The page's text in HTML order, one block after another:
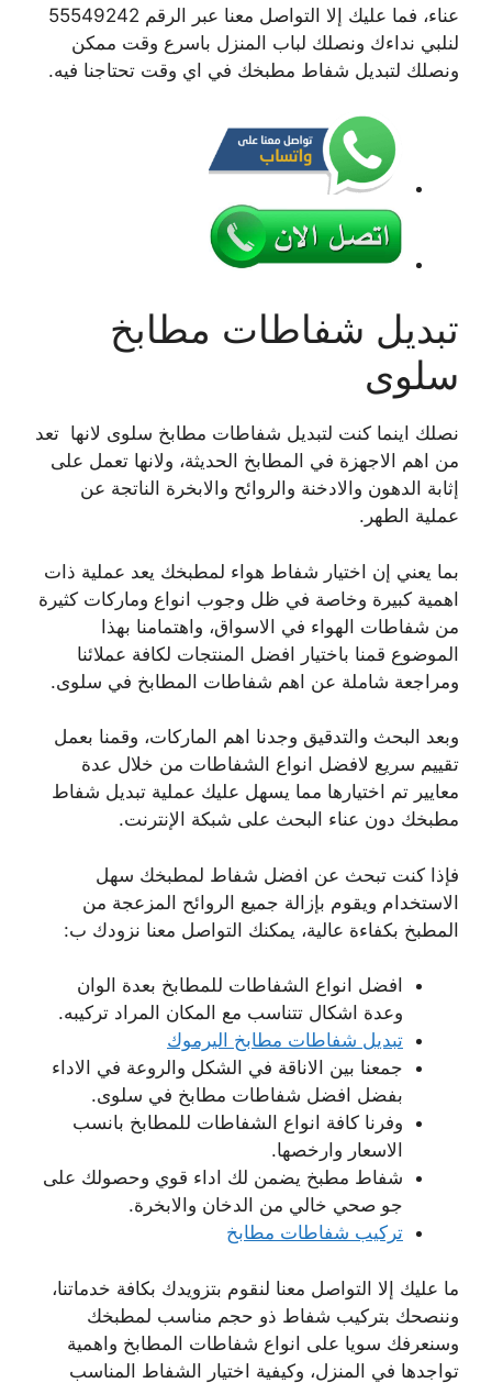
عناء، فما عليك إلا التواصل معنا عبر الرقم 55549242
لنلبي نداءك ونصلك لباب المنزل باسرع وقت ممكن
ونصلك لتبديل شفاط مطبخك في اي وقت تحتاجنا فيه.
تبديل شفاطات مطابخ
سلوى
نصلك اينما كنت لتبديل شفاطات مطابخ سلوى لانها تعد
من اهم الاجهزة في المطابخ الحديثة، ولانها تعمل على
إثابة الدهون والادخنة والروائح والابخرة الناتجة عن
عملية الطهر.
بما يعني إن اختيار شفاط هواء لمطبخك يعد عملية ذات
اهمية كبيرة وخاصة في ظل وجوب انواع وماركات كثيرة
من شفاطات الهواء في الاسواق، واهتمامنا بهذا
الموضوع قمنا باختيار افضل المنتجات لكافة عملائنا
ومراجعة شاملة عن اهم شفاطات المطابخ في سلوى.
وبعد البحث والتدقيق وجدنا اهم الماركات، وقمنا بعمل
تقييم سريع لافضل انواع الشفاطات من خلال عدة
معايير تم اختيارها مما يسهل عليك عملية تبديل شفاط
مطبخك دون عناء البحث على شبكة الإنترنت.
فإذا كنت تبحث عن افضل شفاط لمطبخك سهل
الاستخدام ويقوم بإزالة جميع الروائح المزعجة من
المطبخ بكفاءة عالية، يمكنك التواصل معنا نزودك ب:
افضل انواع الشفاطات للمطابخ بعدة الوان
وعدة اشكال تتناسب مع المكان المراد تركيبه.
تبديل شفاطات مطابخ اليرموك
جمعنا بين الاناقة في الشكل والروعة في الاداء
بفضل افضل شفاطات مطابخ في سلوى.
وفرنا كافة انواع الشفاطات للمطابخ بانسب
الاسعار وارخصها.
شفاط مطبخ يضمن لك اداء قوي وحصولك على
جو صحي خالي من الدخان والابخرة.
تركيب شفاطات مطابخ
ما عليك إلا التواصل معنا لنقوم بتزويدك بكافة خدماتنا،
وننصحك بتركيب شفاط ذو حجم مناسب لمطبخك
وسنعرفك سويا على انواع شفاطات المطابخ واهمية
تواجدها في المنزل، وكيفية اختيار الشفاط المناسب